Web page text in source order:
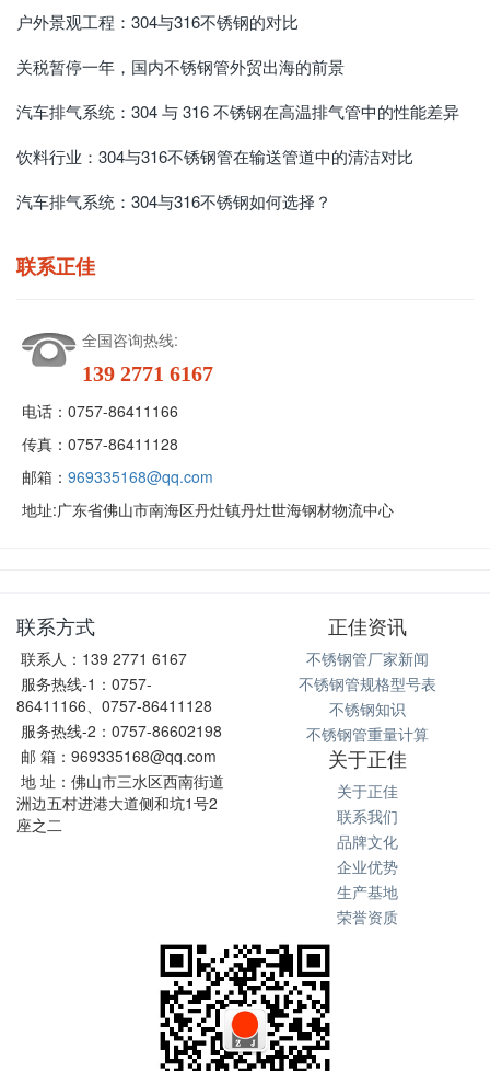
户外景观工程：304与316不锈钢的对比
关税暂停一年，国内不锈钢管外贸出海的前景
汽车排气系统：304 与 316 不锈钢在高温排气管中的性能差异
饮料行业：304与316不锈钢管在输送管道中的清洁对比
汽车排气系统：304与316不锈钢如何选择？
联系正佳
全国咨询热线:
139 2771 6167
电话： 0757-86411166
传真： 0757-86411128
邮箱： 969335168@qq.com
地址:广东省佛山市南海区丹灶镇丹灶世海钢材物流中心
联系方式
联系人：139 2771 6167
服务热线-1：0757-
86411166、0757-86411128
服务热线-2：0757-86602198
邮 箱：969335168@qq.com
地 址：佛山市三水区西南街道
洲边五村进港大道侧和坑1号2
座之二
正佳资讯
不锈钢管厂家新闻
不锈钢管规格型号表
不锈钢知识
不锈钢管重量计算
关于正佳
关于正佳
联系我们
品牌文化
企业优势
生产基地
荣誉资质